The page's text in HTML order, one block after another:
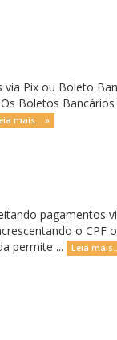
Pix ou Boleto
Boletos
mais... »
pagamentos
o CPF
permite ...
Leia